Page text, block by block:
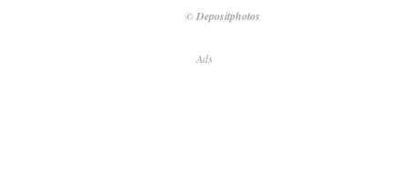
© Depositphotos
Ads